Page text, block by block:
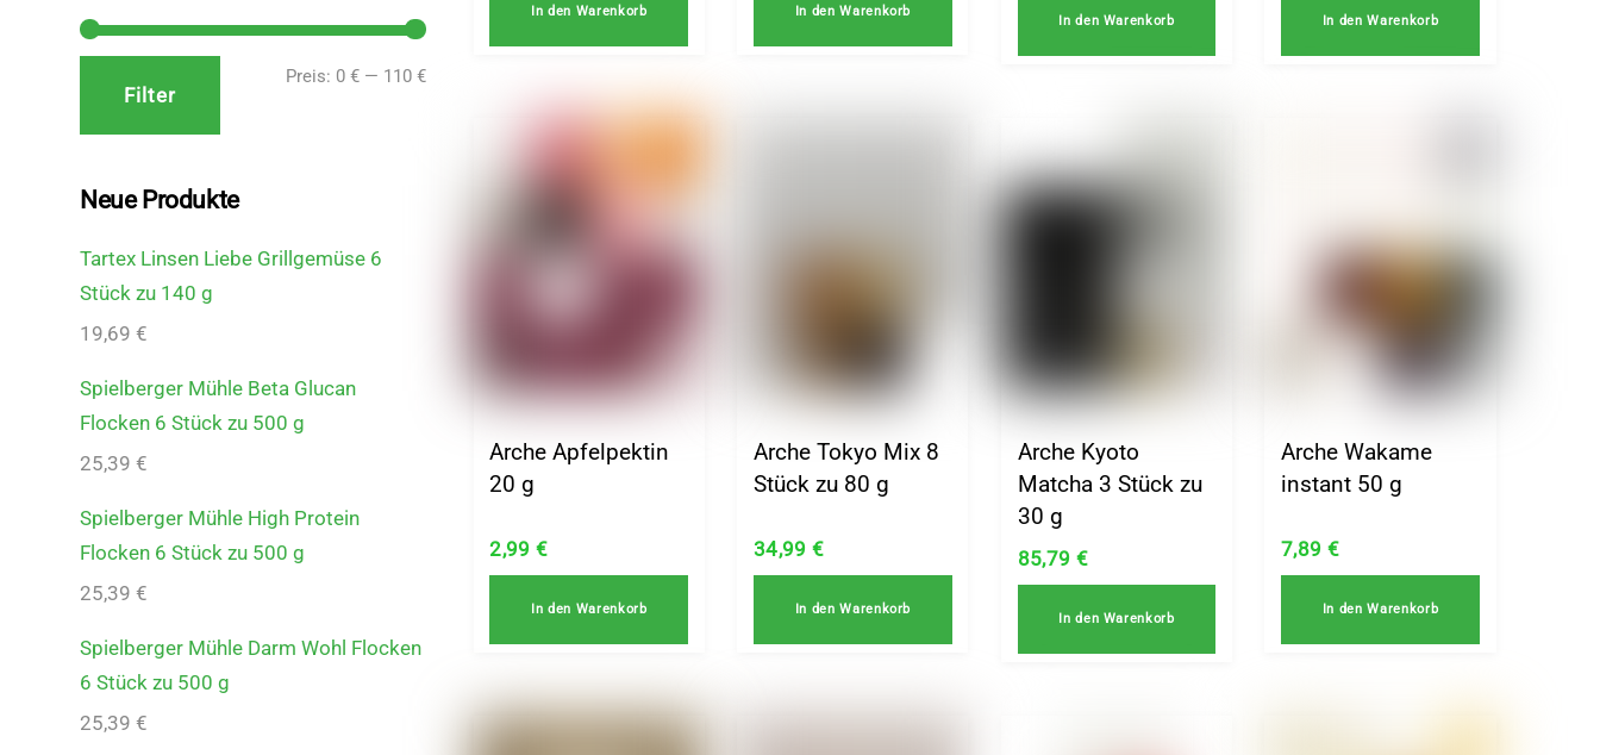
In den Warenkorb In den Warenkorb
In den Warenkorb In den Warenkorb
Arche Apfelpektin
20 g
2,99€
In den Warenkorb
Arche Tokyo Mix 8
Stück zu 80 g
34,99 €
In den Warenkorb
Arche Kyoto
Matcha 3 Stück zu
30 g
85,79 €
In den Warenkorb
Arche Wakame
instant 50 g
7,89 €
In den Warenkorb
Min.
Max.
Filter
Preis: 0 €— 110 €
Neue Produkte
Tartex Linsen Liebe Grillgemüse 6
Stück zu 140 g
19,69€
Spielberger Mühle Beta Glucan
Flocken 6 Stück zu 500 g
25,39€
Spielberger Mühle High Protein
Flocken 6 Stück zu 500 g
25,39€
Spielberger Mühle Darm Wohl Flocken
6 Stück zu 500 g
25,39€